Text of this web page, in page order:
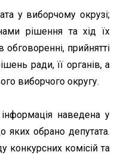
у виборчому окрузі;
рішення та хід їх
обговоренні, прийнятті
ради, її органів, а
виборчого округу.
наведена у
яких обрано депутата.
конкурсних комісій та